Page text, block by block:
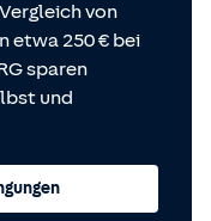
von
etwa 250 € bei
sparen
und